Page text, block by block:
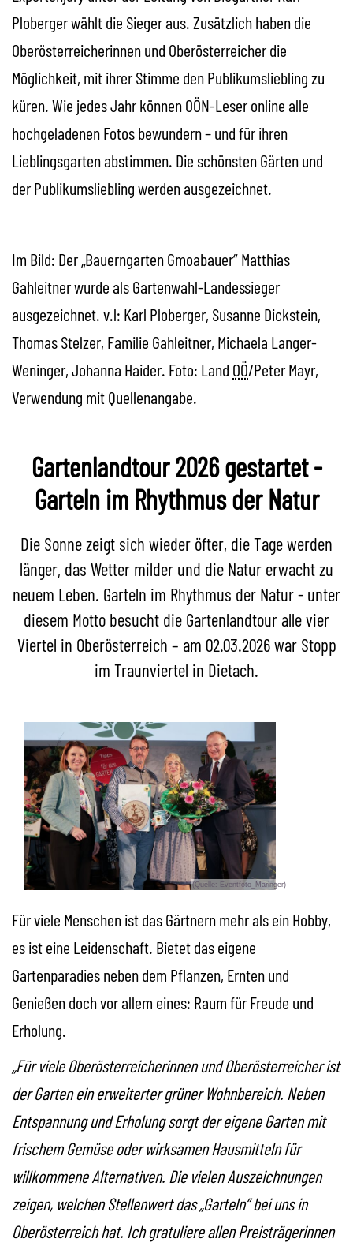
Ploberger wählt die Sieger aus. Zusätzlich haben die
Oberösterreicherinnen und Oberösterreicher die
Möglichkeit, mit ihrer Stimme den Publikumsliebling zu
küren. Wie jedes Jahr können OÖN-Leseronline alle
hochgeladenen Fotos bewundern – und für ihren
Lieblingsgarten abstimmen. Die schönsten Gärten und
der Publikumsliebling werden ausgezeichnet.
Im Bild: Der „Bauerngarten Gmoabauer“ Matthias
Gahleitner wurde als Gartenwahl-Landessieger
ausgezeichnet. v.l: Karl Ploberger, Susanne Dickstein,
Thomas Stelzer, Familie Gahleitner, Michaela Langer-
Weninger, Johanna Haider. Foto: Land OÖ/Peter Mayr,
Verwendung mit Quellenangabe.
Gartenlandtour 2026 gestartet -
Garteln im Rhythmus der Natur
Die Sonne zeigt sich wieder öfter, die Tage werden
länger, das Wetter milder und die Natur erwacht zu
neuem Leben. Garteln im Rhythmus der Natur - unter
diesem Motto besucht die Gartenlandtour alle vier
Viertel in Oberösterreich – am 02.03.2026 war Stopp
im Traunviertel in Dietach.
(Quelle: Eventfoto_Maringer)
Für viele Menschen ist das Gärtnern mehr als ein Hobby,
es ist eine Leidenschaft. Bietet das eigene
Gartenparadies neben dem Pflanzen, Ernten und
Genießen doch vor allem eines: Raum für Freude und
Erholung.
„Für viele Oberösterreicherinnen und Oberösterreicher ist
der Garten ein erweiterter grüner Wohnbereich. Neben
Entspannung und Erholung sorgt der eigene Garten mit
frischem Gemüse oder wirksamen Hausmitteln für
willkommene Alternativen. Die vielen Auszeichnungen
zeigen, welchen Stellenwert das „Garteln“ bei uns in
Oberösterreich hat. Ich gratuliere allen Preisträgerinnen